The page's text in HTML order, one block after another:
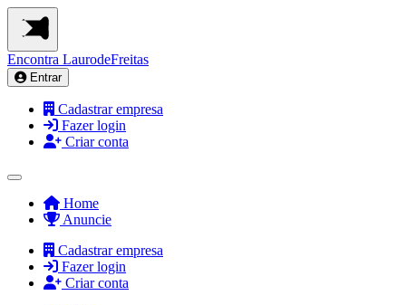
Encontra LaurodeFreitas
Entrar
Cadastrar empresa
Fazer login
Criar conta
Home
Anuncie
Cadastrar empresa
Fazer login
Criar conta